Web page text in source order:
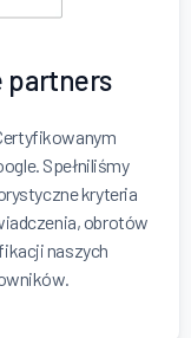
partners
Spełniliśmy
kryteria
obrotów
naszych